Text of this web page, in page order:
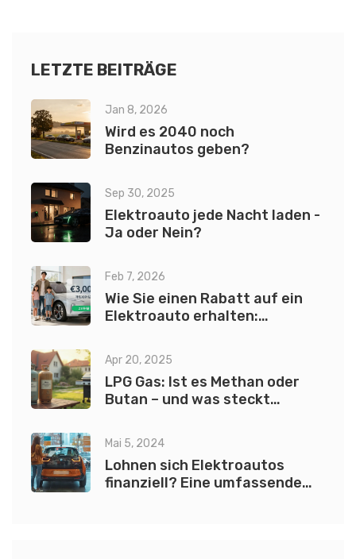
zum Alltag werden müssen, bekommt hier ehrliche
LETZTE BEITRÄGE
Jan 8, 2026
Wird es 2040 noch
Benzinautos geben?
Sep 30, 2025
Elektroauto jede Nacht laden -
Ja oder Nein?
Feb 7, 2026
Wie Sie einen Rabatt auf ein
Elektroauto erhalten:
Apr 20, 2025
LPG Gas: Ist es Methan oder
Butan – und was steckt
Mai 5, 2024
Lohnen sich Elektroautos
finanziell? Eine umfassende